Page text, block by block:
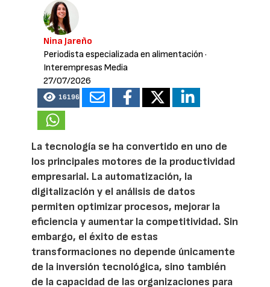
Nina Jareño
Periodista especializada en alimentación ·
Interempresas Media
27/07/2026
16196
La tecnología se ha convertido en uno de
los principales motores de la productividad
empresarial. La automatización, la
digitalización y el análisis de datos
permiten optimizar procesos, mejorar la
eficiencia y aumentar la competitividad. Sin
embargo, el éxito de estas
transformaciones no depende únicamente
de la inversión tecnológica, sino también
de la capacidad de las organizaciones para